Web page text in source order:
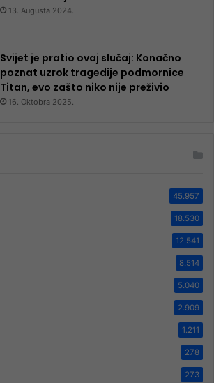
13. Augusta 2024.
Svijet je pratio ovaj slučaj: Konačno
poznat uzrok tragedije podmornice
Titan, evo zašto niko nije preživio
16. Oktobra 2025.
45.957
18.530
12.541
8.514
5.040
2.909
1.211
278
273